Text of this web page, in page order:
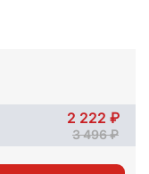
2 222
3 496